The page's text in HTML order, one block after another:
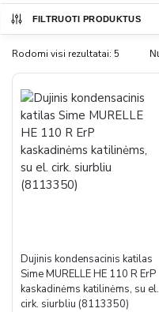
FILTRUOTI PRODUKTUS
Rodomi visi rezultatai: 5
Dujinis kondensacinis katilas
Sime MURELLE HE 110 R ErP
kaskadinėms katilinėms, su el.
cirk. siurbliu (8113350)